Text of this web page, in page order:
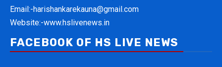
Email:-harishankarekauna@gmail.com
Website:-www.hslivenews.in
FACEBOOK OF HS LIVE NEWS